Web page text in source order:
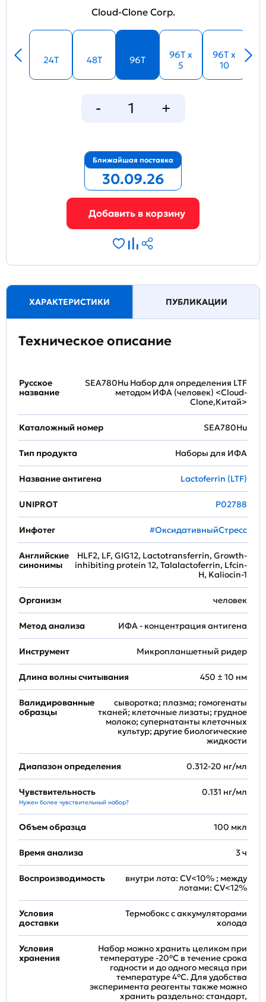
Cloud-Clone Corp.
24T 48T 96T
96T x
5
96T x
10
Ближайшая поставка
30.09.26
ХАРАКТЕРИСТИКИ ПУБЛИКАЦИИ
Техническое описание
Русское
название
SEA780Hu Набор для определения LTF
методом ИФА (человек) <Cloud-
Clone,Китай>
Каталожный номер SEA780Hu
Тип продукта Наборы для ИФА
Название антигена Lactoferrin (LTF)
UNIPROT P02788
Инфотег #ОксидативныйСтресс
Английские
синонимы
HLF2, LF, GIG12, Lactotransferrin, Growth-
inhibiting protein 12, Talalactoferrin, Lfcin-
H, Kaliocin-1
Организм человек
Метод анализа ИФА - концентрация антигена
Инструмент Микропланшетный ридер
Длина волны считывания 450 ± 10 нм
Валидированные
образцы
сыворотка; плазма; гомогенаты
тканей; клеточные лизаты; грудное
молоко; супернатанты клеточных
культур; другие биологические
жидкости
Диапазон определения 0.312-20 нг/мл
Чувствительность
Нужен более чувствительный набор?
0.131 нг/мл
Объем образца 100 мкл
Время анализа 3 ч
Воспроизводимость
внутри лота: CV<10% ; между
лотами: CV<12%
Условия
доставки
Термобокс с аккумуляторами
холода
Условия
хранения
Набор можно хранить целиком при
температуре -20°C в течение срока
годности и до одного месяца при
температуре 4°C. Для удобства
эксперимента реагенты также можно
хранить раздельно: стандарт,